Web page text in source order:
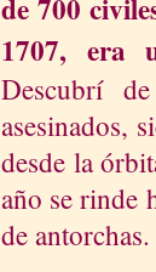
1707, era
Descubrí
asesinados,
desde la
año se rinde
de antorchas.